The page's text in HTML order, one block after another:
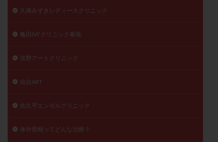
久保みずきレディースクリニック
亀田IVFクリニック幕張
京野アートクリニック
仙台ART
佐久平エンゼルクリニック
体外受精ってどんな治療？